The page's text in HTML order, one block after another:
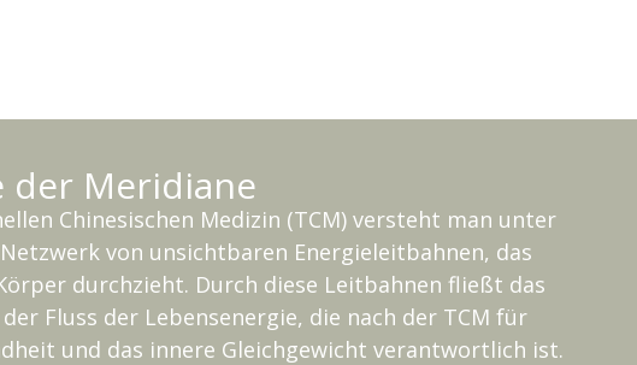
Chinesischen Medizin (TCM) versteht man unter
von unsichtbaren Energieleitbahnen, das
durchzieht. Durch diese Leitbahnen fließt das
Fluss der Lebensenergie, die nach der TCM für
und das innere Gleichgewicht verantwortlich ist.
der Meridiane